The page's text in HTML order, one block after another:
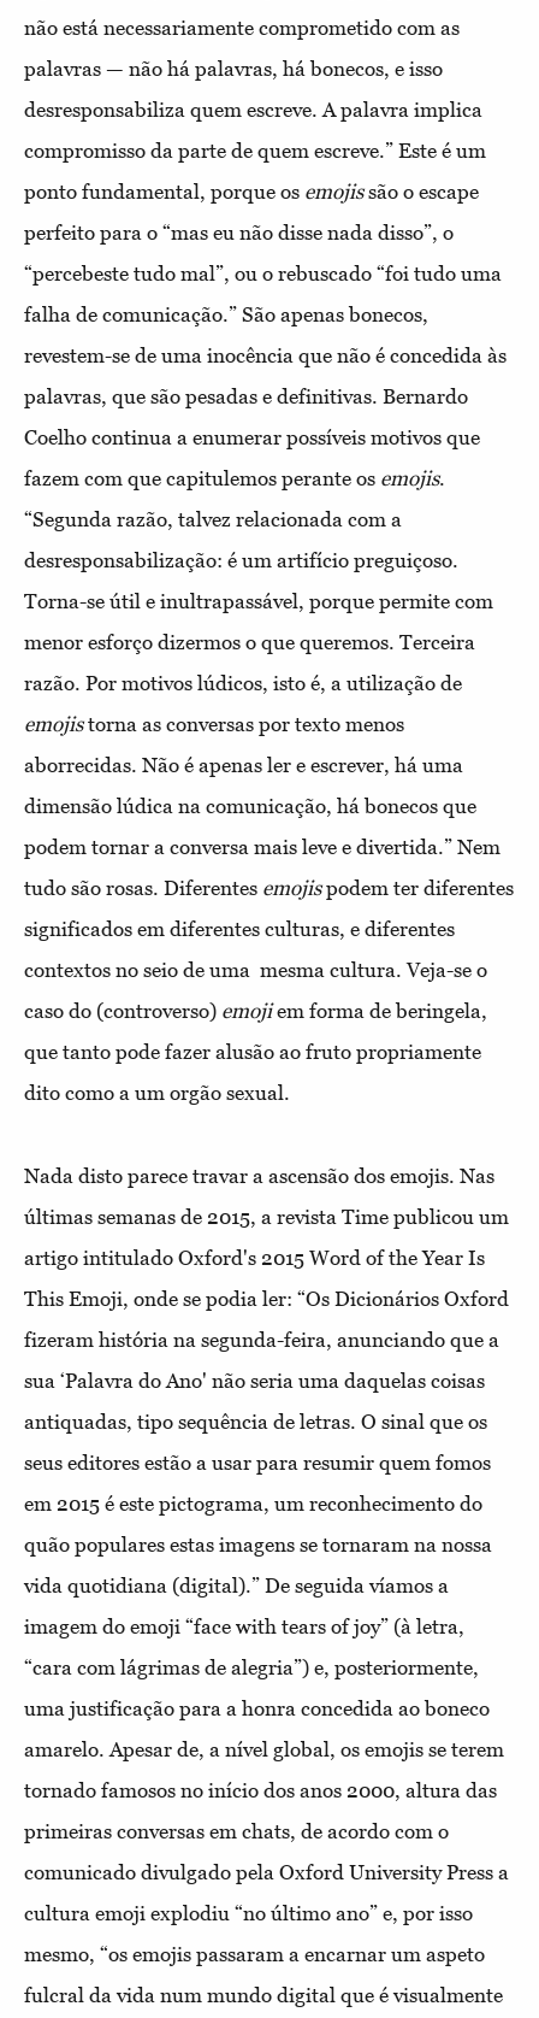
não está necessariamente comprometido com as
palavras — não há palavras, há bonecos, e isso
desresponsabiliza quem escreve. A palavra implica
compromisso da parte de quem escreve.” Este é um
ponto fundamental, porque os emojissão o escape
perfeito para o “mas eu não disse nada disso”, o
“percebeste tudo mal”, ou o rebuscado “foi tudo uma
falha de comunicação.” São apenas bonecos,
revestem-se de uma inocência que não é concedida às
palavras, que são pesadas e definitivas. Bernardo
Coelho continua a enumerar possíveis motivos que
fazem com que capitulemos perante os emojis.
“Segunda razão, talvez relacionada com a
desresponsabilização: é um artifício preguiçoso.
Torna-se útil e inultrapassável, porque permite com
menor esforço dizermos o que queremos. Terceira
razão. Por motivos lúdicos, isto é, a utilização de
emojistorna as conversas por texto menos
aborrecidas. Não é apenas ler e escrever, há uma
dimensão lúdica na comunicação, há bonecos que
podem tornar a conversa mais leve e divertida.” Nem
tudo são rosas. Diferentes emojispodem ter diferentes
significados em diferentes culturas, e diferentes
contextos no seio de uma mesma cultura. Veja-se o
caso do (controverso) emojiem forma de beringela,
que tanto pode fazer alusão ao fruto propriamente
dito como a um orgão sexual.
Nada disto parece travar a ascensão dos emojis. Nas
últimas semanas de 2015, a revista Time publicou um
artigo intitulado Oxford's 2015 Word of the Year Is
This Emoji, onde se podia ler: “Os Dicionários Oxford
fizeram história na segunda-feira, anunciando que a
sua ‘Palavra do Ano' não seria uma daquelas coisas
antiquadas, tipo sequência de letras. O sinal que os
seus editores estão a usar para resumir quem fomos
em 2015 é este pictograma, um reconhecimento do
quão populares estas imagens se tornaram na nossa
vida quotidiana (digital).” De seguida víamos a
imagem do emoji “face with tears of joy” (à letra,
“cara com lágrimas de alegria”) e, posteriormente,
uma justificação para a honra concedida ao boneco
amarelo. Apesar de, a nível global, os emojis se terem
tornado famosos no início dos anos 2000, altura das
primeiras conversas em chats, de acordo com o
comunicado divulgado pela Oxford University Press a
cultura emoji explodiu “no último ano” e, por isso
mesmo, “os emojis passaram a encarnar um aspeto
fulcral da vida num mundo digital que é visualmente